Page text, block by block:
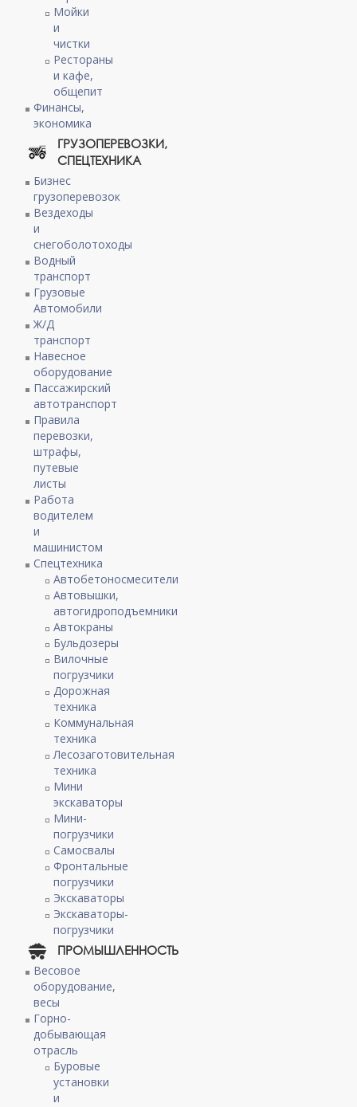
Мойки
и
чистки
Рестораны
и кафе,
общепит
Финансы,
экономика
ГРУЗОПЕРЕВОЗКИ,
СПЕЦТЕХНИКА
Бизнес
грузоперевозок
Вездеходы
и
снегоболотоходы
Водный
транспорт
Грузовые
Автомобили
Ж/Д
транспорт
Навесное
оборудование
Пассажирский
автотранспорт
Правила
перевозки,
штрафы,
путевые
листы
Работа
водителем
и
машинистом
Спецтехника
Автобетоносмесители
Автовышки,
автогидроподъемники
Автокраны
Бульдозеры
Вилочные
погрузчики
Дорожная
техника
Коммунальная
техника
Лесозаготовительная
техника
Мини
экскаваторы
Мини-
погрузчики
Самосвалы
Фронтальные
погрузчики
Экскаваторы
Экскаваторы-
погрузчики
ПРОМЫШЛЕННОСТЬ
Весовое
оборудование,
весы
Горно-
добывающая
отрасль
Буровые
установки
и